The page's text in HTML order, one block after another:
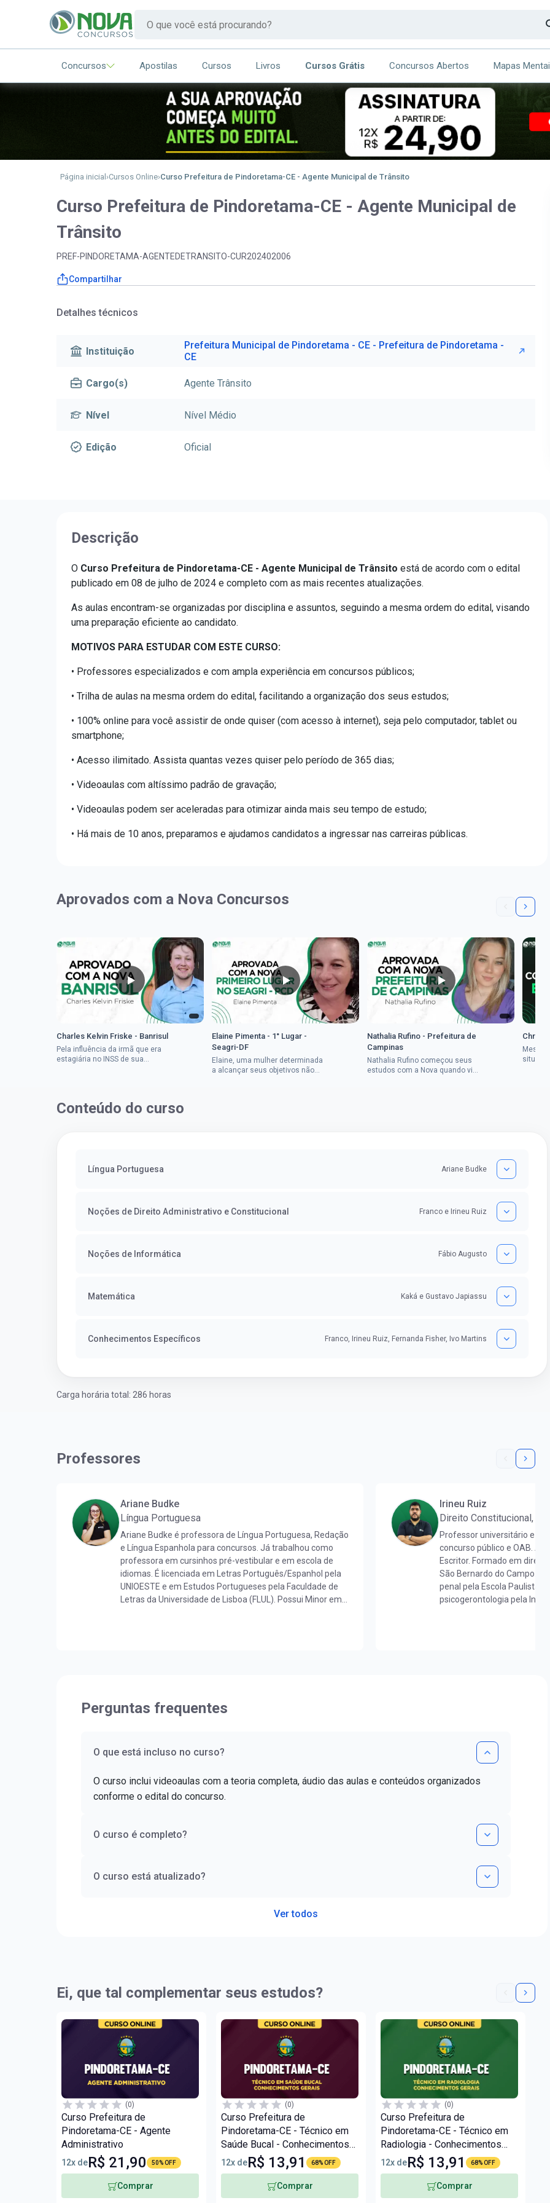
Concursos Apostilas Cursos Livros Cursos Grátis Concursos Abertos Mapas
Página inicial Cursos Online Curso Prefeitura de Pindoretama-CE - Agente Municipal de Trânsito
Curso Prefeitura de Pindoretama-CE - Agente Municipal de
Trânsito
PREF-PINDORETAMA-AGENTEDETRANSITO-CUR202402006
Compartilhar
Detalhes técnicos
Instituição
Prefeitura Municipal de Pindoretama - CE - Prefeitura de Pindoretama -
CE
Cargo(s) Agente Trânsito
Nível Nível Médio
Edição Oficial
Descrição
O Curso Prefeitura de Pindoretama-CE - Agente Municipal de Trânsito está de acordo com o edital
publicado em 08 de julho de 2024 e completo com as mais recentes atualizações.
As aulas encontram-se organizadas por disciplina e assuntos, seguindo a mesma ordem do edital, visando
uma preparação eficiente ao candidato.
MOTIVOS PARA ESTUDAR COM ESTE CURSO:
• Professores especializados e com ampla experiência em concursos públicos;
• Trilha de aulas na mesma ordem do edital, facilitando a organização dos seus estudos;
• 100% online para você assistir de onde quiser (com acesso à internet), seja pelo computador, tablet ou
smartphone;
• Acesso ilimitado. Assista quantas vezes quiser pelo período de 365 dias;
• Videoaulas com altíssimo padrão de gravação;
• Videoaulas podem ser aceleradas para otimizar ainda mais seu tempo de estudo;
• Há mais de 10 anos, preparamos e ajudamos candidatos a ingressar nas carreiras públicas.
Aprovados com a Nova Concursos
Charles Kelvin Friske - Banrisul
Pela influência da irmã que era
estagiária no INSS de sua
Elaine Pimenta - 1° Lugar -
Seagri-DF
Elaine, uma mulher determinada
a alcançar seus objetivos não
Nathalia Rufino - Prefeitura de
Campinas
Nathalia Rufino começou seus
estudos com a Nova quando viu
Mesmo
Conteúdo do curso
Língua Portuguesa Ariane Budke
Noções de Direito Administrativo e Constitucional Franco e Irineu Ruiz
Noções de Informática Fábio Augusto
Matemática Kaká e Gustavo Japiassu
Conhecimentos Específicos Franco, Irineu Ruiz, Fernanda Fisher, Ivo Martins
Carga horária total: 286 horas
Professores
Ariane Budke
Língua Portuguesa
Ariane Budke é professora de Língua Portuguesa, Redação
e Língua Espanhola para concursos. Já trabalhou como
professora em cursinhos pré-vestibular e em escola de
idiomas. É licenciada em Letras Português/Espanhol pela
UNIOESTE e em Estudos Portugueses pela Faculdade de
Letras da Universidade de Lisboa (FLUL). Possui Minor em
Irineu Ruiz
Direito Constitucional,
Professor universitário e de
concurso público e OAB.
Escritor. Formado em direito
São Bernardo do Campo.
penal pela Escola Paulista
psicogerontologia pela
Perguntas frequentes
O que está incluso no curso?
O curso inclui videoaulas com a teoria completa, áudio das aulas e conteúdos organizados
conforme o edital do concurso.
O curso é completo?
O curso está atualizado?
Ver todos
Ei, que tal complementar seus estudos?
(0)
Curso Prefeitura de
Pindoretama-CE - Agente
Administrativo
12x deR$ 21,90 50% OFF
Comprar
(0)
Curso Prefeitura de
Pindoretama-CE - Técnico em
Saúde Bucal - Conhecimentos
Gerais
12x deR$ 13,91 68% OFF
Comprar
(0)
Curso Prefeitura de
Pindoretama-CE - Técnico em
Radiologia - Conhecimentos
Gerais
12x deR$ 13,91 68% OFF
Comprar